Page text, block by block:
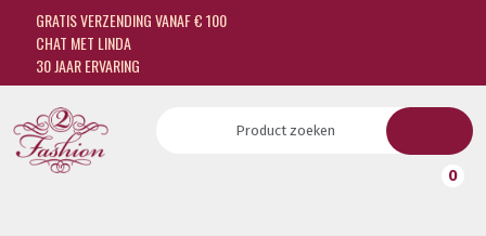
GRATIS VERZENDING VANAF € 100
CHAT MET LINDA
30 JAAR ERVARING
0